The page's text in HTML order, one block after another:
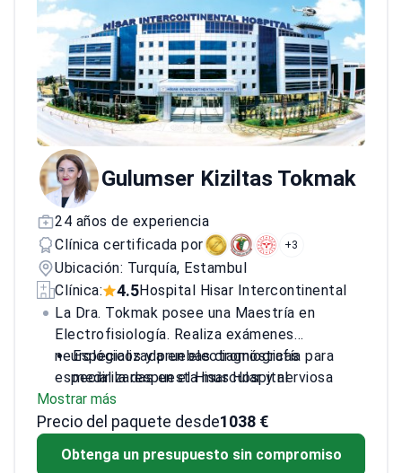
Gulumser Kiziltas Tokmak
24 años de experiencia
Clínica certificada por
+3
Ubicación: Turquía, Estambul
Clínica:
4.5Hospital Hisar Intercontinental
La Dra. Tokmak posee una Maestría en
Electrofisiología. Realiza exámenes
neurológicos y pruebas diagnósticas
especializadas en el Hisar Hospital
Intercontinental.
Especializada en electromiografía para
medir la respuesta muscular y nerviosa
Utiliza monitorización de video-EEG para
identificar la epilepsia en niños y adultos
sueño para diagnosticar trastornos
Mostrar más
Precio del paquete desde1038 €
Obtenga un presupuesto sin compromiso